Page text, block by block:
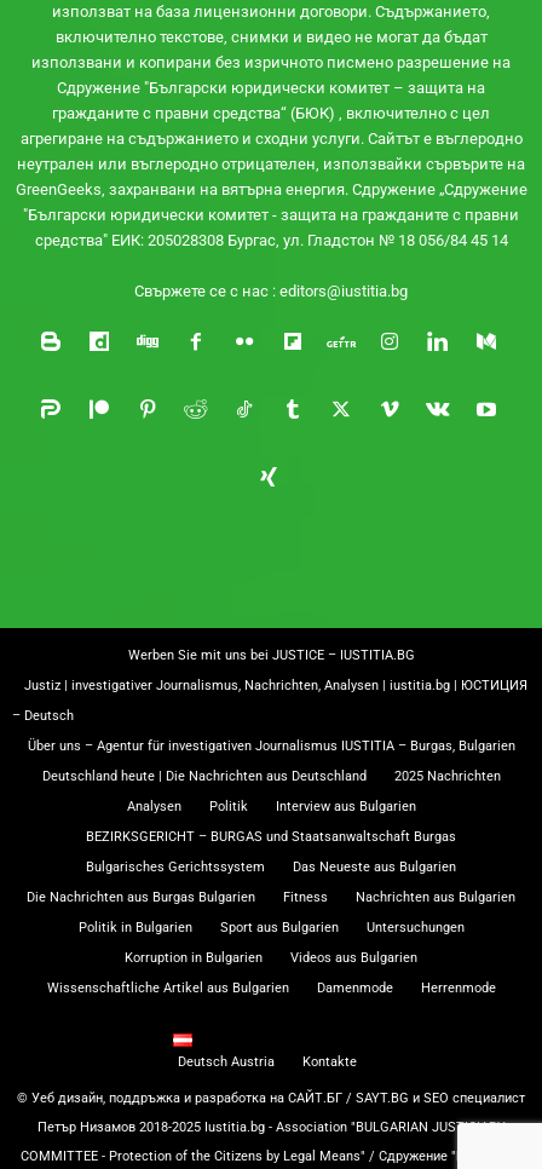
използват на база лицензионни договори. Съдържанието,
включително текстове, снимки и видео не могат да бъдат
използвани и копирани без изричното писмено разрешение на
Сдружение "Български юридически комитет – защита на
гражданите с правни средства“ (БЮК) , включително с цел
агрегиране на съдържанието и сходни услуги. Сайтът e въглеродно
неутрален или въглеродно отрицателен, използвайки сървърите на
GreenGeeks, захранвани на вятърна енергия. Сдружение „Сдружение
"Български юридически комитет - защита на гражданите с правни
средства" ЕИК: 205028308 Бургас, ул. Гладстон № 18 056/84 45 14
Свържете се с нас : editors@iustitia.bg
Werben Sie mit uns bei JUSTICE – IUSTITIA.BG
Justiz | investigativer Journalismus, Nachrichten, Analysen | iustitia.bg | ЮСТИЦИЯ
– Deutsch
Über uns – Agentur für investigativen Journalismus IUSTITIA – Burgas, Bulgarien
Deutschland heute | Die Nachrichten aus Deutschland
2025 Nachrichten
Analysen
Politik
Interview aus Bulgarien
BEZIRKSGERICHT – BURGAS und Staatsanwaltschaft Burgas
Bulgarisches Gerichtssystem
Das Neueste aus Bulgarien
Die Nachrichten aus Burgas Bulgarien
Fitness
Nachrichten aus Bulgarien
Politik in Bulgarien
Sport aus Bulgarien
Untersuchungen
Korruption in Bulgarien
Videos aus Bulgarien
Wissenschaftliche Artikel aus Bulgarien
Damenmode Herrenmode
Deutsch Austria Kontakte
© Уеб дизайн, поддръжка и разработка на САЙТ.БГ / SAYT.BG и SEO специалист
Петър Низамов 2018-2025 Iustitia.bg - Association "BULGARIAN JUSTICIARY
COMMITTEE - Protection of the Citizens by Legal Means" / Сдружение "Български